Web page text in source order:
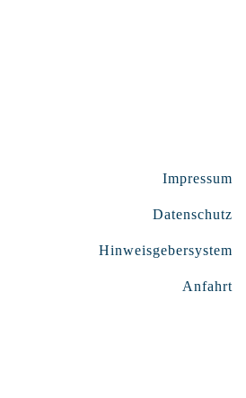
Impressum
Datenschutz
Hinweisgebersystem
Anfahrt